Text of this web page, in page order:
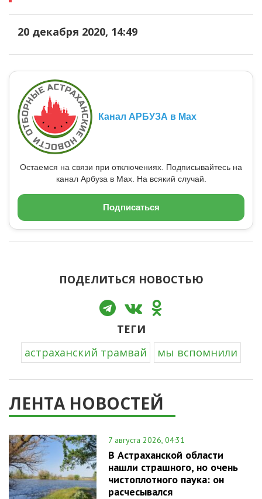
20 декабря 2020, 14:49
Канал АРБУЗА в Max
Остаемся на связи при отключениях. Подписывайтесь на
канал Арбуза в Max. На всякий случай.
Подписаться
ПОДЕЛИТЬСЯ НОВОСТЬЮ
ТЕГИ
астраханский трамвай
мы вспомнили
ЛЕНТА НОВОСТЕЙ
7 августа 2026, 04:31
В Астраханской области
нашли страшного, но очень
чистоплотного паука: он
расчесывался